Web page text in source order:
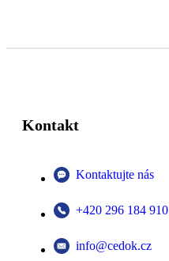
Kontakt
Kontaktujte nás
+420 296 184 910
info@cedok.cz